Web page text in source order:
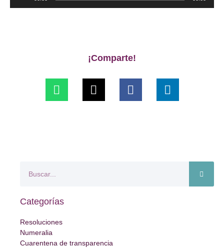
¡Comparte!
Categorías
Resoluciones
Numeralia
Cuarentena de transparencia